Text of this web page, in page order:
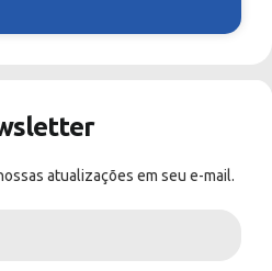
atualizações em seu e-mail.